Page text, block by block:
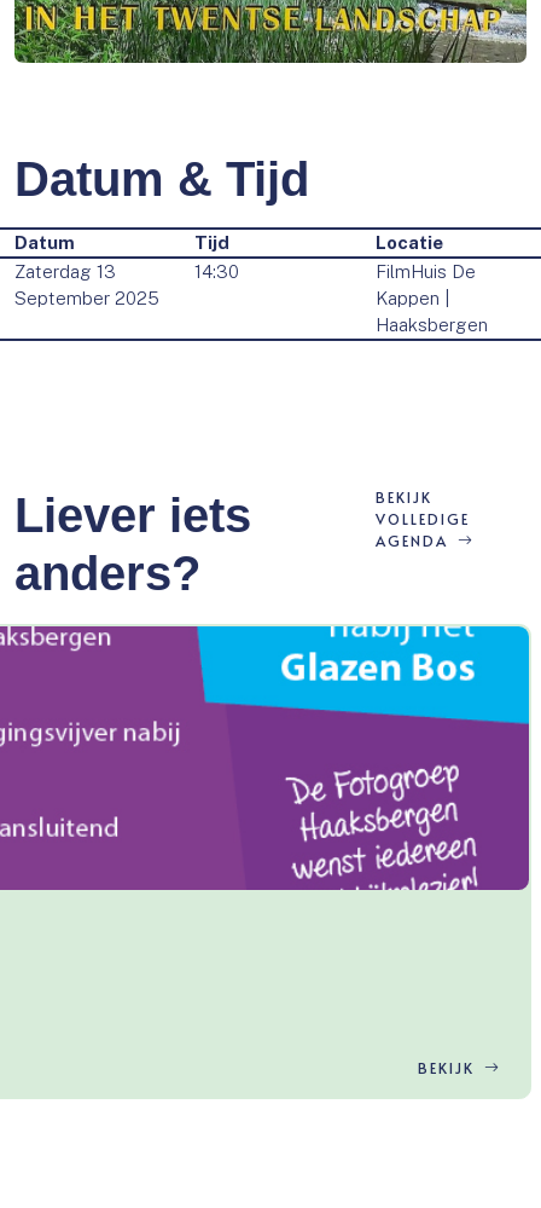
Datum & Tijd
Datum Tijd
Locatie
Zaterdag 13
September 2025
14:30
FilmHuis De
Kappen |
Haaksbergen
Liever iets
anders?
BEKIJK
VOLLEDIGE
AGENDA
BEKIJK